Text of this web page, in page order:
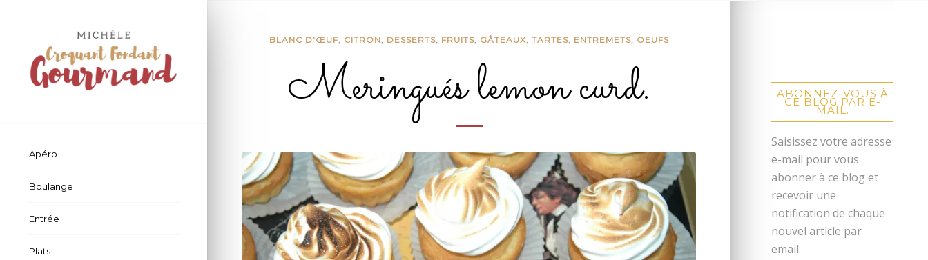
Apéro
Boulange
Entrée
Plats
BLANC D'ŒUF, CITRON, DESSERTS, FRUITS, GÂTEAUX, TARTES, ENTREMETS, OEUFS
Meringués lemon curd. ABONNEZ-VOUS À
CE BLOG PAR E-
MAIL.
Saisissez votre adresse
e-mail pour vous
abonner à ce blog et
recevoir une
notification de chaque
nouvel article par
email.